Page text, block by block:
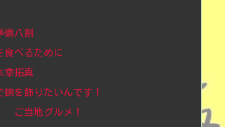
備八割
食べるために
幸拓真
を飾りたいんです！
ご当地グルメ！